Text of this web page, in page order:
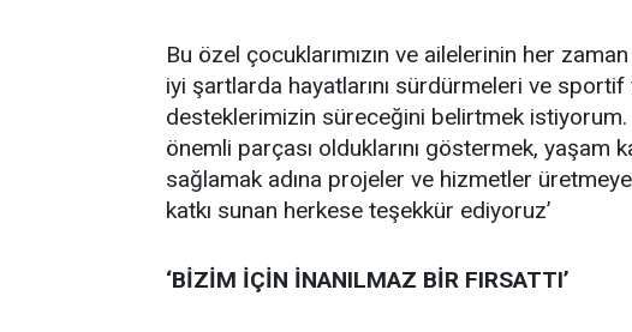
Bu özel çocuklarımızın ve ailelerinin her
iyi şartlarda hayatlarını sürdürmeleri ve
desteklerimizin süreceğini belirtmek istiyorum.
önemli parçası olduklarını göstermek, yaşam
sağlamak adına projeler ve hizmetler
katkı sunan herkese teşekkür ediyoruz’
‘BİZİM İÇİN İNANILMAZ BİR FIRSATTI’